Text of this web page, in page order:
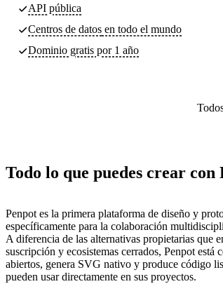
API pública
Centros de datos en todo el mundo
Dominio gratis por 1 año
Todo lo que puedes crear con
Penpot es la primera plataforma de diseño y
específicamente para la colaboración
A diferencia de las alternativas propietarias que
suscripción y ecosistemas cerrados, Penpot está
abiertos, genera SVG nativo y produce código
pueden usar directamente en sus proyectos.